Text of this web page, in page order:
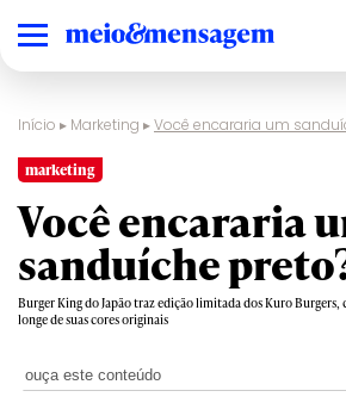
Início ▸ Marketing ▸Você encararia um
marketing
Você encararia
sanduíche
Burger King do Japão traz edição limitada dos Kuro
longe de suas cores originais
ouça este conteúdo